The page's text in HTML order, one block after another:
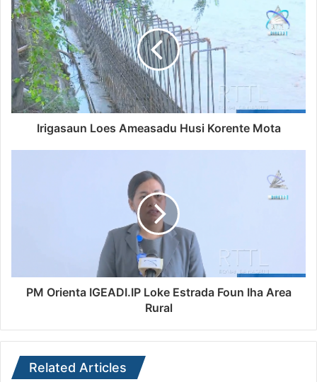
Irigasaun Loes Ameasadu Husi Korente Mota
PM Orienta IGEADI.IP Loke Estrada Foun Iha Area
Rural
Related Articles